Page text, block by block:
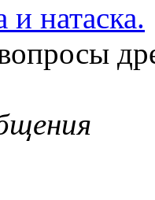
и натаска.